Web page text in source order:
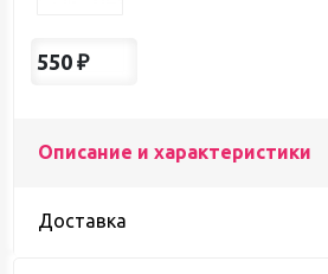
550 ₽
Описание и характеристики
Доставка